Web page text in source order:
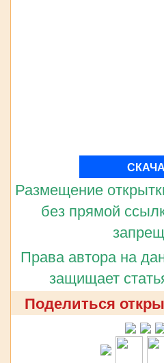
Размещение
без прямой
Права автора на
защищает
Поделиться